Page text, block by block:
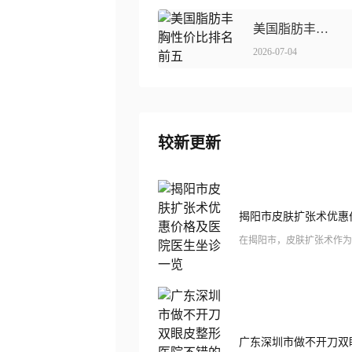
美国脂肪丰胸性价比排名前五
2026-07-04
较新更新